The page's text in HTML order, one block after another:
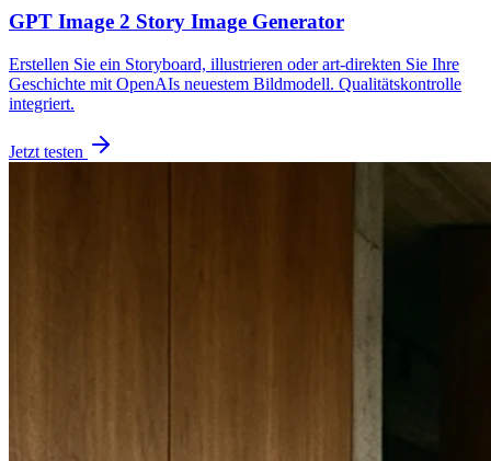
GPT Image 2 Story Image Generator
Erstellen Sie ein Storyboard, illustrieren oder art-direkten Sie Ihre
Geschichte mit OpenAIs neuestem Bildmodell. Qualitätskontrolle
integriert.
Jetzt testen